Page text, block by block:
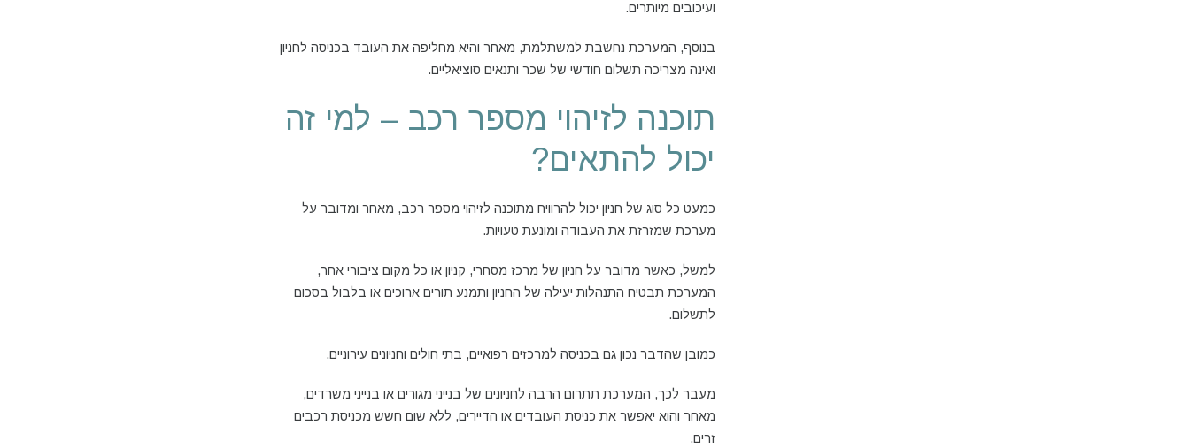
ועיכובים מיותרים.
בנוסף, המערכת נחשבת למשתלמת, מאחר והיא מחליפה את העובד בכניסה לחניון
ואינה מצריכה תשלום חודשי של שכר ותנאים סוציאליים.
תוכנה לזיהוי מספר רכב – למי זה
יכול להתאים?
כמעט כל סוג של חניון יכול להרוויח מתוכנה לזיהוי מספר רכב, מאחר ומדובר על
מערכת שמזרזת את העבודה ומונעת טעויות.
למשל, כאשר מדובר על חניון של מרכז מסחרי, קניון או כל מקום ציבורי אחר,
המערכת תבטיח התנהלות יעילה של החניון ותמנע תורים ארוכים או בלבול בסכום
לתשלום.
כמובן שהדבר נכון גם בכניסה למרכזים רפואיים, בתי חולים וחניונים עירוניים.
מעבר לכך, המערכת תתרום הרבה לחניונים של בנייני מגורים או בנייני משרדים,
מאחר והוא יאפשר את כניסת העובדים או הדיירים, ללא שום חשש מכניסת רכבים
זרים.